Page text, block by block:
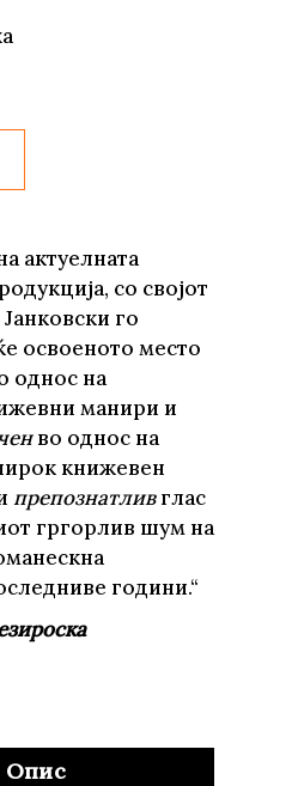
актуелната
со својот
го
освоеното место
однос на
манири и
во однос на
книжевен
препознатливглас
гргорлив шум на
години.“
Опис